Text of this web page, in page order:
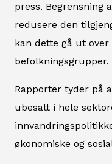
press. Begrensning
redusere den
kan dette gå ut
befolkningsgrupper.
Rapporter tyder på
ubesatt i hele
økonomiske og